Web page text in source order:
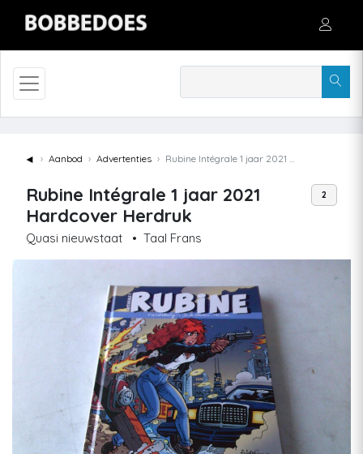
◄ Aanbod Advertenties Rubine Intégrale 1 jaar 2021 Hardcover Herdruk
Rubine Intégrale 1 jaar 2021
Hardcover Herdruk
Quasi nieuwstaat • Taal Frans
2